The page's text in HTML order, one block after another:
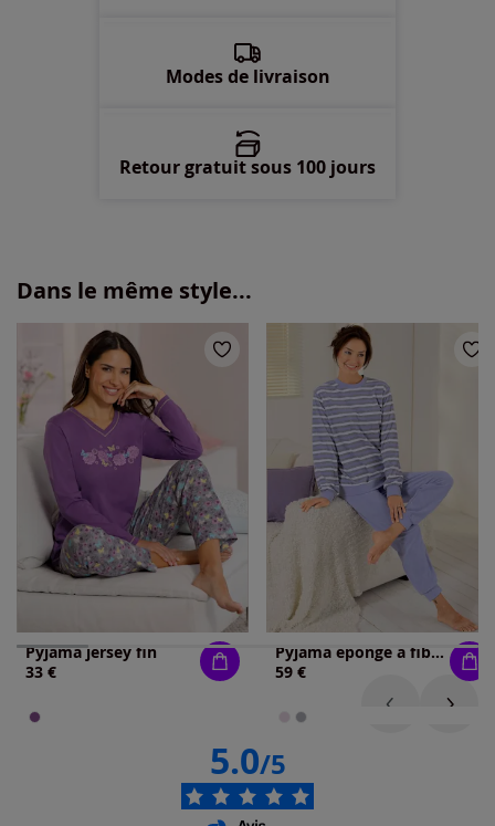
Modes de livraison
Retour gratuit sous 100 jours
Dans le même style...
Pyjama jersey fin
33 €
Pyjama éponge à fibres fines
59 €
5.0/5